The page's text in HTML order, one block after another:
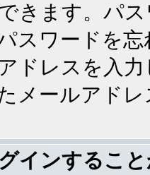
きます。パ
スワードを
ドレスを入
メールアド
インするこ